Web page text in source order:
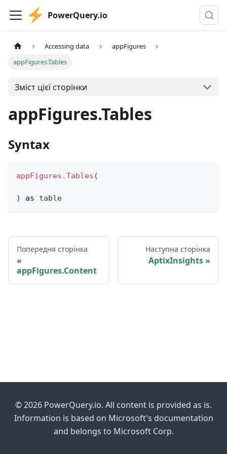
PowerQuery.io
Accessing data
appFigures
appFigures.Tables
Зміст цієї сторінки
appFigures.Tables
Syntax
appFigures.Tables (
) as table
Попередня сторінка
appFigures.Content
Наступна сторінка
AptixInsights
© 2026 PowerQuery.io. All content is provided as is.
Information is based on Microsoft's documentation
and belongs to Microsoft Corp.